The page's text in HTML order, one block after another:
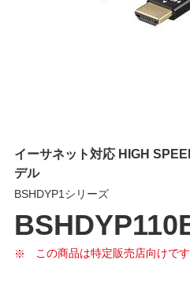
イーサネット対応 HIGH
デル
BSHDYP1シリーズ
この商品は特定販売店向けです